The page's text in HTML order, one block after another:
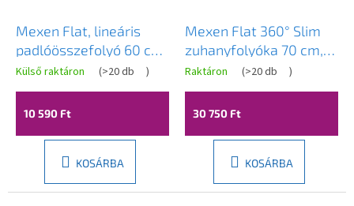
Mexen Flat, lineáris
padlóösszefolyó 60 cm,
matt réz, 1C20060
Külső raktáron (>20 db )
10 590 Ft
KOSÁRBA
Mexen Flat 360° Slim
zuhanyfolyóka 70 cm,
matt arany, 1A41070
Raktáron (>20 db )
30 750 Ft
KOSÁRBA